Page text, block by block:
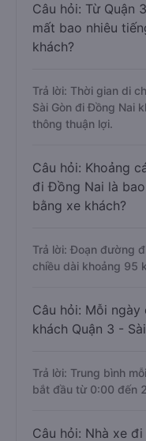
Câu hỏi: Từ Quận
mất bao nhiêu
khách?
Trả lời: Thời gian di
Sài Gòn đi Đồng Nai
thông thuận lợi.
Câu hỏi: Khoảng
đi Đồng Nai là
bằng xe khách?
Trả lời: Đoạn đường
chiều dài khoảng 95
Câu hỏi: Mỗi
khách Quận 3 -
Trả lời: Trung bình
bắt đầu từ 0:00 đến
Câu hỏi: Nhà xe